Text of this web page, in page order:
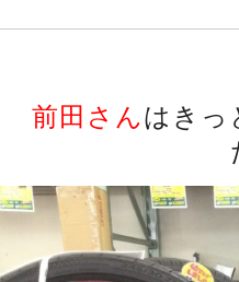
前田さんはきっ